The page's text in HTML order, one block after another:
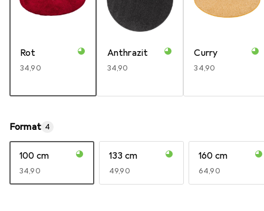
Rot
EUR
34,90
Anthrazit
EUR
34,90
Curry
EUR
34,90
Format 4
100 cm
EUR
34,90
133 cm
EUR
49,90
160 cm
EUR
64,90